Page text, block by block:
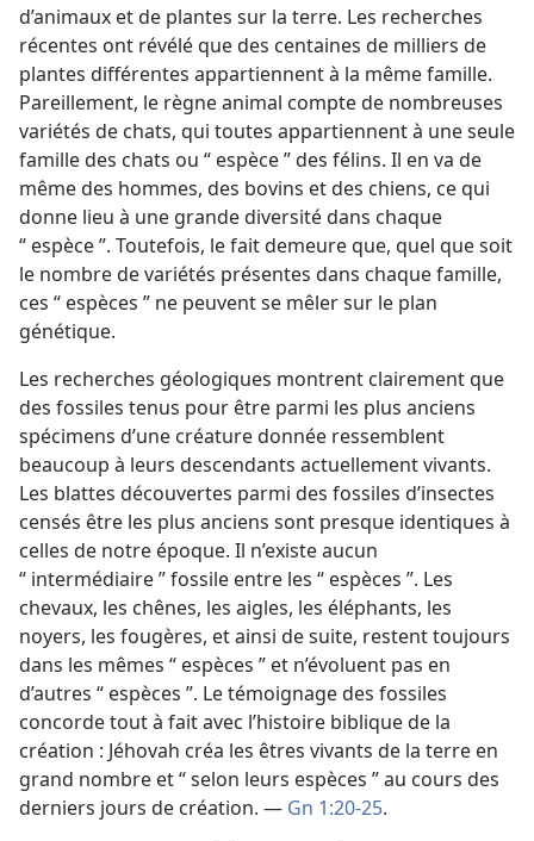
d’animaux et de plantes sur la terre. Les recherches
récentes ont révélé que des centaines de milliers de
plantes différentes appartiennent à la même famille.
Pareillement, le règne animal compte de nombreuses
variétés de chats, qui toutes appartiennent à une seule
famille des chats ou “ espèce ” des félins. Il en va de
même des hommes, des bovins et des chiens, ce qui
donne lieu à une grande diversité dans chaque
“ espèce ”. Toutefois, le fait demeure que, quel que soit
le nombre de variétés présentes dans chaque famille,
ces “ espèces ” ne peuvent se mêler sur le plan
génétique.
Les recherches géologiques montrent clairement que
des fossiles tenus pour être parmi les plus anciens
spécimens d’une créature donnée ressemblent
beaucoup à leurs descendants actuellement vivants.
Les blattes découvertes parmi des fossiles d’insectes
censés être les plus anciens sont presque identiques à
celles de notre époque. Il n’existe aucun
“ intermédiaire ” fossile entre les “ espèces ”. Les
chevaux, les chênes, les aigles, les éléphants, les
noyers, les fougères, et ainsi de suite, restent toujours
dans les mêmes “ espèces ” et n’évoluent pas en
d’autres “ espèces ”. Le témoignage des fossiles
concorde tout à fait avec l’histoire biblique de la
création : Jéhovah créa les êtres vivants de la terre en
grand nombre et “ selon leurs espèces ” au cours des
derniers jours de création. — Gn 1:20-25.